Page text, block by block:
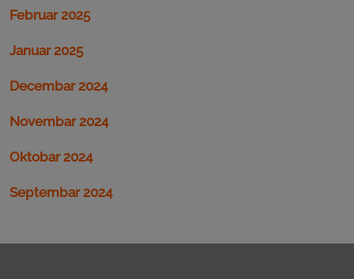
Februar 2025
Januar 2025
Decembar 2024
Novembar 2024
Oktobar 2024
Septembar 2024